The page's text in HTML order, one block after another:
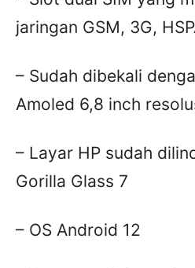
jaringan GSM, 3G,
– Sudah dibekali
Amoled 6,8 inch
– Layar HP sudah
Gorilla Glass 7
– OS Android 12